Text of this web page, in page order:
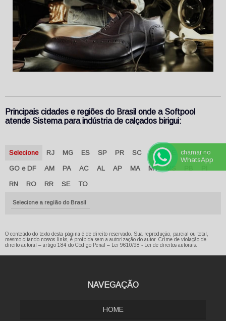
Principais cidades e regiões do Brasil onde a Softpool
atende Sistema para indústria de calçados birigui:
Selecione RJ MG ES SP PR SC RS PE BA CE
GO e DF AM PA AC AL AP MA MT MS
RN RO RR SE TO
Selecione a região do Brasil
O conteúdo do texto desta página é de direito reservado. Sua reprodução, parcial ou total,
mesmo citando nossos links, é proibida sem a autorização do autor. Crime de violação de
direito autoral – artigo 184 do Código Penal –
Lei 9610/98 - Lei de direitos autorais
NAVEGAÇÃO
HOME
chamar no
WhatsApp